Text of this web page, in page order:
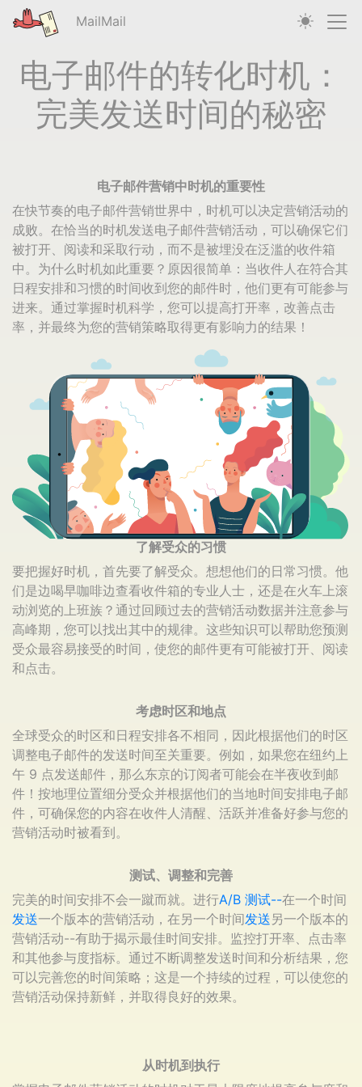
MailMail
电子邮件的转化时机：
完美发送时间的秘密
电子邮件营销中时机的重要性
在快节奏的电子邮件营销世界中，时机可以决定营销活动的
成败。在恰当的时机发送电子邮件营销活动，可以确保它们
被打开、阅读和采取行动，而不是被埋没在泛滥的收件箱
中。为什么时机如此重要？原因很简单：当收件人在符合其
日程安排和习惯的时间收到您的邮件时，他们更有可能参与
进来。通过掌握时机科学，您可以提高打开率，改善点击
率，并最终为您的营销策略取得更有影响力的结果！
了解受众的习惯
要把握好时机，首先要了解受众。想想他们的日常习惯。他
们是边喝早咖啡边查看收件箱的专业人士，还是在火车上滚
动浏览的上班族？通过回顾过去的营销活动数据并注意参与
高峰期，您可以找出其中的规律。这些知识可以帮助您预测
受众最容易接受的时间，使您的邮件更有可能被打开、阅读
和点击。
考虑时区和地点
全球受众的时区和日程安排各不相同，因此根据他们的时区
调整电子邮件的发送时间至关重要。例如，如果您在纽约上
午 9 点发送邮件，那么东京的订阅者可能会在半夜收到邮
件！按地理位置细分受众并根据他们的当地时间安排电子邮
件，可确保您的内容在收件人清醒、活跃并准备好参与您的
营销活动时被看到。
测试、调整和完善
完美的时间安排不会一蹴而就。进行A/B 测试--在一个时间
发送一个版本的营销活动，在另一个时间发送另一个版本的
营销活动--有助于揭示最佳时间安排。监控打开率、点击率
和其他参与度指标。通过不断调整发送时间和分析结果，您
可以完善您的时间策略；这是一个持续的过程，可以使您的
营销活动保持新鲜，并取得良好的效果。
从时机到执行